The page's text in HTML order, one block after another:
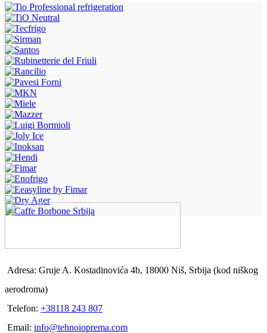
Adresa: Gruje A. Kostadinovića 4b, 18000 Niš, Srbija (kod niškog
aerodroma)
Telefon: +38118 243 807
Email: info@tehnoioprema.com